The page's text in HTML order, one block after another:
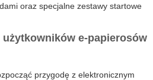
oraz specjalne zestawy startowe
e-papierosów
przygodę z elektronicznym